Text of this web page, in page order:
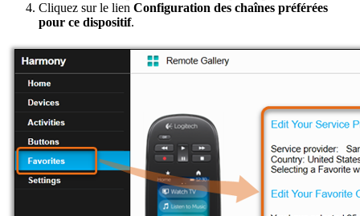
Cliquez sur le lien Configuration des chaînes préférées
pour ce dispositif.